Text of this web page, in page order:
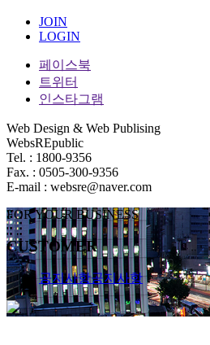
JOIN
LOGIN
페이스북
트위터
인스타그램
Web Design & Web Publising
WebsREpublic
Tel. : 1800-9356
Fax. : 0505-300-9356
E-mail : websre@naver.com
FOR YOUR BUSINESS
CUSTOMER
공지사항공지사항